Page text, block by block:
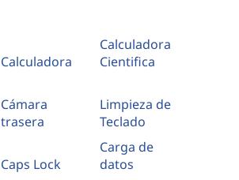
Calculadora
Calculadora
Cientifica
Cámara
trasera
Limpieza de
Teclado
Caps Lock
Carga de
datos